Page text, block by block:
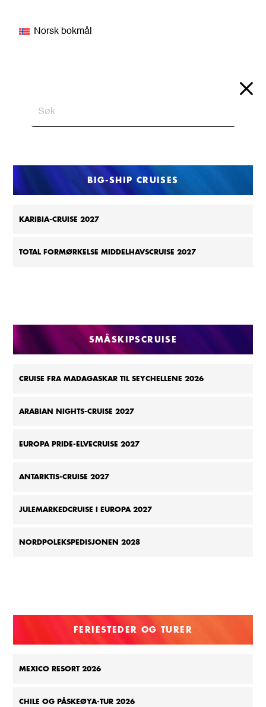
Norsk bokmål
BIG-SHIP CRUISES
KARIBIA-CRUISE 2027
TOTAL FORMØRKELSE MIDDELHAVSCRUISE 2027
SMÅSKIPSCRUISE
CRUISE FRA MADAGASKAR TIL SEYCHELLENE 2026
ARABIAN NIGHTS-CRUISE 2027
EUROPA PRIDE-ELVECRUISE 2027
ANTARKTIS-CRUISE 2027
JULEMARKEDCRUISE I EUROPA 2027
NORDPOLEKSPEDISJONEN 2028
FERIESTEDER OG TURER
MEXICO RESORT 2026
CHILE OG PÅSKEØYA-TUR 2026